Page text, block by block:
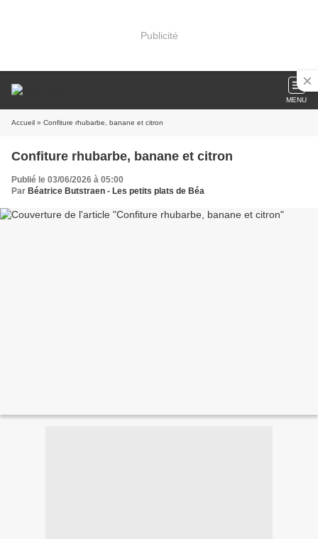
Publicité
MENU
Accueil » Confiture rhubarbe, banane et citron
Confiture rhubarbe, banane et citron
Publié le 03/06/2026 à 05:00
Par Béatrice Butstraen - Les petits plats de Béa